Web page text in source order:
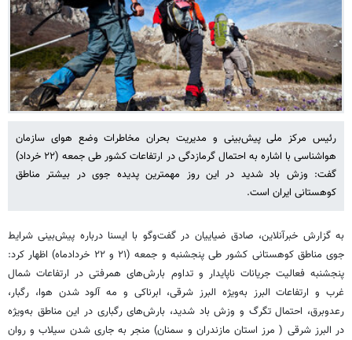
رئیس مرکز ملی پیش‌بینی و مدیریت بحران مخاطرات وضع هوای سازمان
هواشناسی با اشاره به احتمال گرمازدگی در ارتفاعات کشور طی جمعه (۲۲ خرداد)
گفت: وزش باد شدید در این روز مهمترین پدیده جوی در بیشتر مناطق
کوهستانی ایران است.
به گزارش خبرآنلاین، صادق ضیاییان در گفت‌وگو با ایسنا درباره پیش‌بینی شرایط
جوی مناطق کوهستانی کشور طی پنجشنبه و جمعه (٢١ و ٢٢ خردادماه) اظهار کرد:
پنجشنبه فعالیت جریانات ناپایدار و تداوم بارش‌های همرفتی در ارتفاعات شمال
غرب و ارتفاعات البرز به‌ویژه البرز شرقی، ابرناکی و مه آلود شدن هوا، رگبار،
رعدوبرق، احتمال تگرگ و وزش باد شدید، بارش‌های رگباری در این مناطق به‌ویژه
در البرز شرقی ( مرز استان مازندران و سمنان) منجر به جاری شدن سیلاب و روان